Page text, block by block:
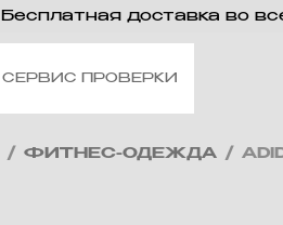
Бесплатная доставка во
СЕРВИС ПРОВЕРКИ
/ ФИТНЕС-ОДЕЖДА /